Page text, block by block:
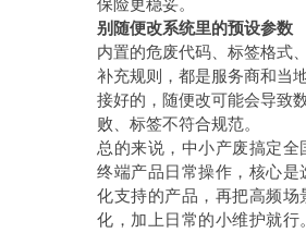
别随便改系统里的预设参数
内置的危废代码、标签格式
补充规则，都是服务商和当
接好的，随便改可能会导致
败、标签不符合规范。
总的来说，中小产废搞定全
终端产品日常操作，核心是
化支持的产品，再把高频场
化，加上日常的小维护就行。